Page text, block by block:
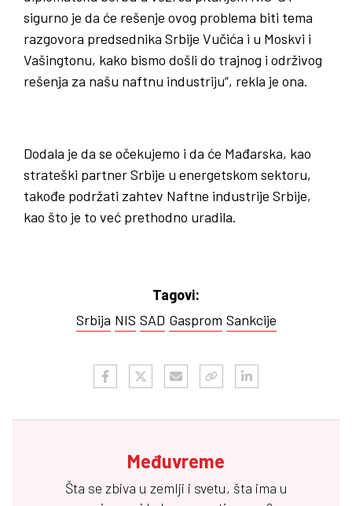
sigurno je da će rešenje ovog problema biti tema
razgovora predsednika Srbije Vučića i u Moskvi i
Vašingtonu, kako bismo došli do trajnog i održivog
rešenja za našu naftnu industriju“, rekla je ona.
Dodala je da se očekujemo i da će Mađarska, kao
strateški partner Srbije u energetskom sektoru,
takođe podržati zahtev Naftne industrije Srbije,
kao što je to već prethodno uradila.
Tagovi:
Srbija NIS SAD Gasprom Sankcije
Međuvreme
Šta se zbiva u zemlji i svetu, šta ima u